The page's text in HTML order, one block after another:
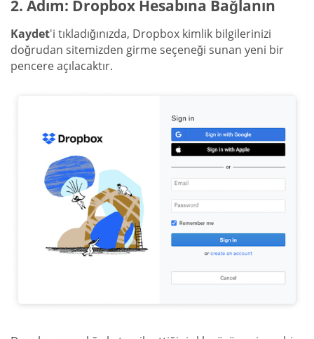
2. Adım: Dropbox Hesabına Bağlanın
Kaydet'i tıkladığınızda, Dropbox kimlik bilgilerinizi
doğrudan sitemizden girme seçeneği sunan yeni bir
pencere açılacaktır.